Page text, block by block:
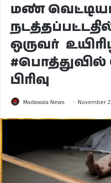
மண்
ஒருவர்
பிரிவு
Madawala News November